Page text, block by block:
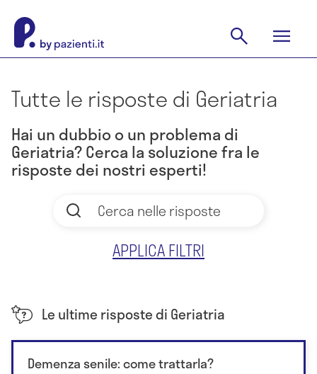
Tutte le risposte di Geriatria
Hai un dubbio o un problema di
Geriatria? Cerca la soluzione fra le
risposte dei nostri esperti!
APPLICA FILTRI
Le ultime risposte di Geriatria
Demenza senile: come trattarla?